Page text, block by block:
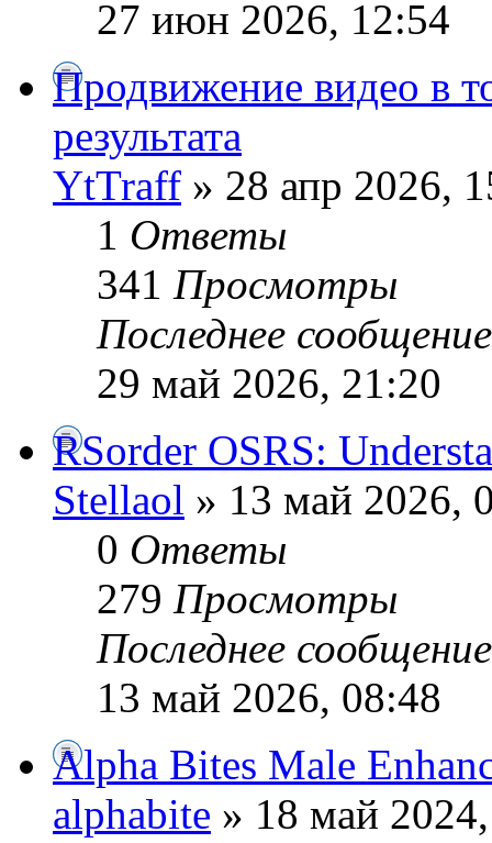
27 июн 2026, 12:54
Продвижение видео в
результата
YtTraff » 28 апр 2026,
1 Ответы
341 Просмотры
Последнее
29 май 2026, 21:20
RSorder OSRS:
Stellaol » 13 май 2026,
0 Ответы
279 Просмотры
Последнее
13 май 2026, 08:48
Alpha Bites Male
alphabite » 18 май